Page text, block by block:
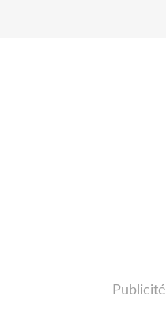
Publicité